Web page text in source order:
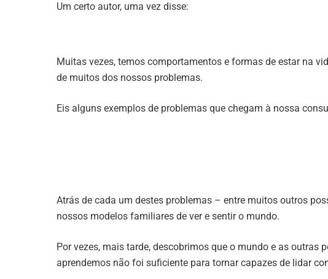
Um certo autor, uma vez disse:
Muitas vezes, temos comportamentos e formas de estar na
de muitos dos nossos problemas.
Eis alguns exemplos de problemas que chegam à nossa
Atrás de cada um destes problemas – entre muitos outros
nossos modelos familiares de ver e sentir o mundo.
Por vezes, mais tarde, descobrimos que o mundo e as
aprendemos não foi suficiente para tornar capazes de lidar